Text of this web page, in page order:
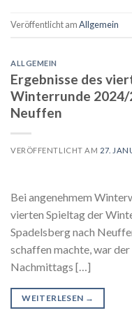
Veröffentlicht amAllgemein
ALLGEMEIN
Ergebnisse des
Winterrunde 2024/
Neuffen
VERÖFFENTLICHT AM 27.
Bei angenehmem
vierten Spieltag der
Spadelsberg nach
schaffen machte, war
Nachmittags […]
WEITERLESEN →